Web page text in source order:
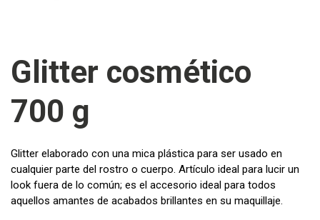
Glitter cosmético
700 g
Glitter elaborado con una mica plástica para ser usado en
cualquier parte del rostro o cuerpo. Artículo ideal para lucir un
look fuera de lo común; es el accesorio ideal para todos
aquellos amantes de acabados brillantes en su maquillaje.